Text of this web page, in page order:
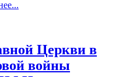
Церкви в
войны